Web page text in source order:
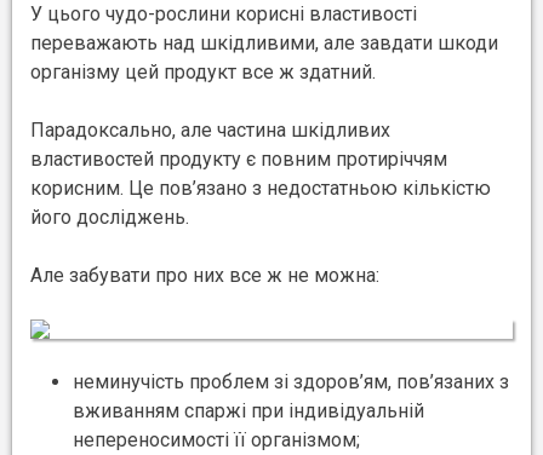
У цього чудо-рослини корисні властивості
переважають над шкідливими, але завдати шкоди
організму цей продукт все ж здатний.
Парадоксально, але частина шкідливих
властивостей продукту є повним протиріччям
корисним. Це пов’язано з недостатньою кількістю
його досліджень.
Але забувати про них все ж не можна:
неминучість проблем зі здоров’ям, пов’язаних з
вживанням спаржі при індивідуальній
непереносимості її організмом;